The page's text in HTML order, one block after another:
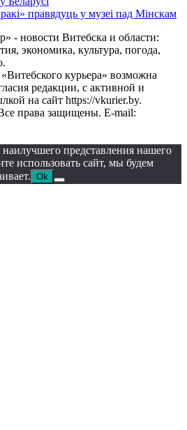
правядуць у музеі пад Мінскам
- новости Витебска и области:
экономика, культура, погода,
курьера» возможна
редакции, с активной и
на сайт https://vkurier.by.
права защищены. E-mail:
представления нашего
использовать сайт, мы будем
Ok